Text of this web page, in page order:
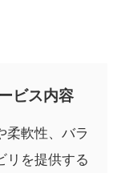
ビス内容
柔軟性、バラ
リを提供する